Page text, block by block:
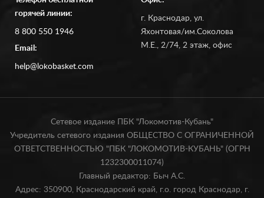
горячей линии:
8 800 550 1946
Email:
help@lokobasket.com
г. Краснодар, ул.
Яхонтовая/им.Соколова
М.Е., 2/74, 2 этаж, офис
Сетевое издание ПБК "Локомотив-Кубань"
Учредитель сетевого издания ОБЩЕСТВО С ОГРАНИЧЕННОЙ
ОТВЕТСТВЕННОСТЬЮ "ПБК "ЛОКОМОТИВ-КУБАНЬ" (ОГРН
1232300011074)
Главный редактор: Быч А.С.
Адрес: 350900, Краснодарский край, г.о. город Краснодар, г.